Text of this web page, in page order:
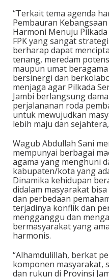
“Terkait tema agenda
Pembauran
Harmoni Menuju
FPK yang sangat
berharap dapat
tenang, meredam
maupun umat
bersinergi dan
menjaga agar Pilkada
Jambi berlangsung
perjalananan roda
untuk mewujudkan
lebih maju dan
Wagub Abdullah Sani
mempunyai berbagai
agama yang menghuni
kabupaten/kota yang
Dinamika kehidupan
didalam masyarakat
dan perbedaan
terjadinya konflik dan
mengganggu dan
bermasyarakat yang
harmonis.
“Alhamdulillah, berkat
komponen masyarakat,
dan rukun di Provinsi